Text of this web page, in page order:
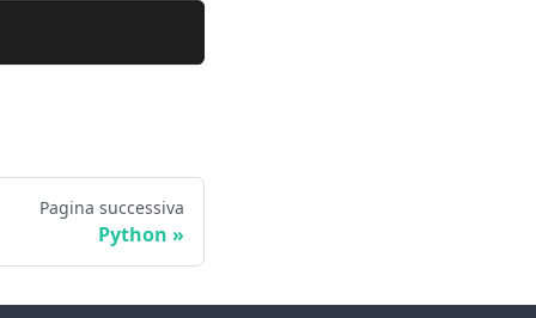
Pagina successiva
Python